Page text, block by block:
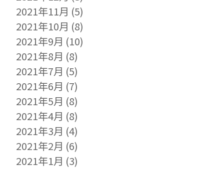
2021年11月 (5)
2021年10月 (8)
2021年9月 (10)
2021年8月 (8)
2021年7月 (5)
2021年6月 (7)
2021年5月 (8)
2021年4月 (8)
2021年3月 (4)
2021年2月 (6)
2021年1月 (3)